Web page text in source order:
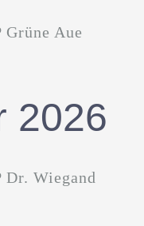
Grüne Aue
2026
Dr. Wiegand